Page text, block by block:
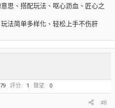
思、搭配玩法、呕心沥血、匠心之
法简单多样化、轻松上手不伤肝
評分 1 聲望 0
#8